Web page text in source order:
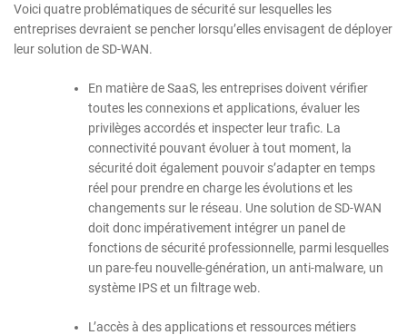
Voici quatre problématiques de sécurité sur lesquelles les
entreprises devraient se pencher lorsqu’elles envisagent de déployer
leur solution de SD-WAN.
En matière de SaaS, les entreprises doivent vérifier
toutes les connexions et applications, évaluer les
privilèges accordés et inspecter leur trafic. La
connectivité pouvant évoluer à tout moment, la
sécurité doit également pouvoir s’adapter en temps
réel pour prendre en charge les évolutions et les
changements sur le réseau. Une solution de SD-WAN
doit donc impérativement intégrer un panel de
fonctions de sécurité professionnelle, parmi lesquelles
un pare-feu nouvelle-génération, un anti-malware, un
système IPS et un filtrage web.
L’accès à des applications et ressources métiers